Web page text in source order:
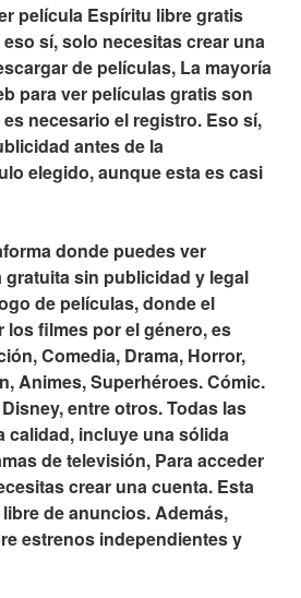
película Espíritu libre gratis
sí, solo necesitas crear una
de películas, La mayoría
para ver películas gratis son
necesario el registro. Eso sí,
antes de la
elegido, aunque esta es casi
donde puedes ver
gratuita sin publicidad y legal
de películas, donde el
filmes por el género, es
Comedia, Drama, Horror,
Animes, Superhéroes. Cómic.
entre otros. Todas las
calidad, incluye una sólida
de televisión, Para acceder
crear una cuenta. Esta
de anuncios. Además,
estrenos independientes y